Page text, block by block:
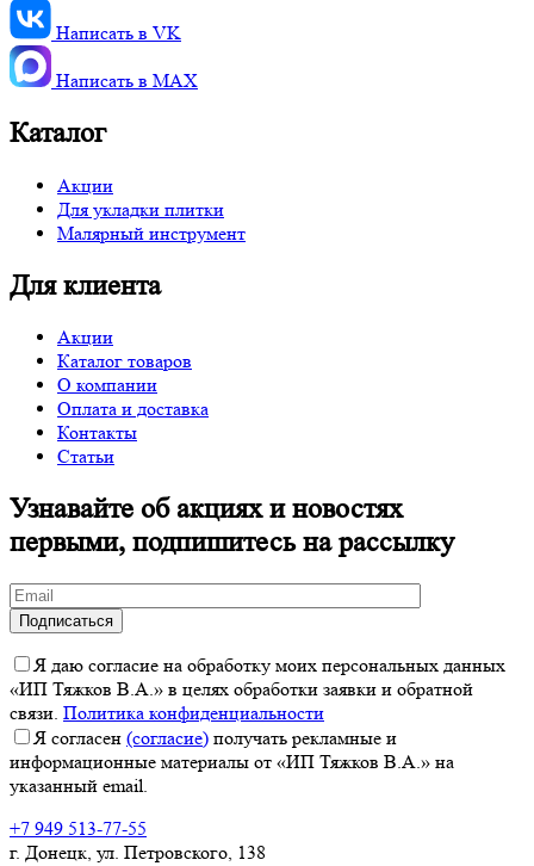
Написать в VK
Написать в MАХ
Каталог
Акции
Для укладки плитки
Малярный инструмент
Для клиента
Акции
Каталог товаров
О компании
Оплата и доставка
Контакты
Статьи
Узнавайте об акциях и новостях
первыми, подпишитесь на рассылку
Я даю согласие на обработку моих персональных данных
«ИП Тяжков В.А.» в целях обработки заявки и обратной
связи. Политика конфиденциальности
Я согласен (согласие) получать рекламные и
информационные материалы от «ИП Тяжков В.А.» на
указанный email.
+7 949 513-77-55
г. Донецк, ул. Петровского, 138